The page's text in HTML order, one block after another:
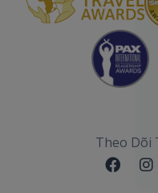
Theo Dõi